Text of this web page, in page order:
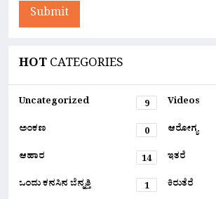
Submit
HOTCATEGORIES
Uncategorized 9 Videos
ಅಂಕಣ
0 ಆರೋಗ್ಯ
ಆಹಾರ
14 ಇತರೆ
ಒಂದು ಕನಸಿನ ಬೆನ್ನತ್ತಿ
1 ಕಿರುತೆರೆ